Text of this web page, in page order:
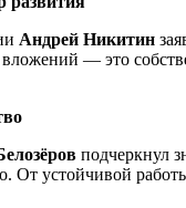
Андрей Никитин
вложений — это
подчеркнул
От устойчивой